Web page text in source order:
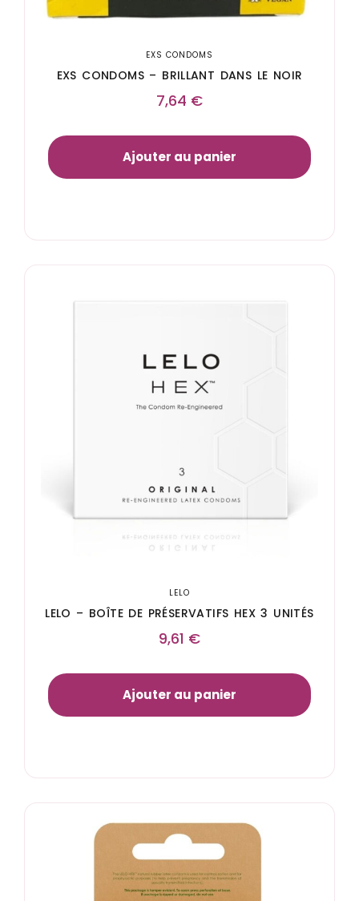
EXS CONDOMS
EXS CONDOMS – BRILLANT DANS LE NOIR
7,64 €
Ajouter au panier
LELO
LELO – BOÎTE DE PRÉSERVATIFS HEX 3 UNITÉS
9,61 €
Ajouter au panier